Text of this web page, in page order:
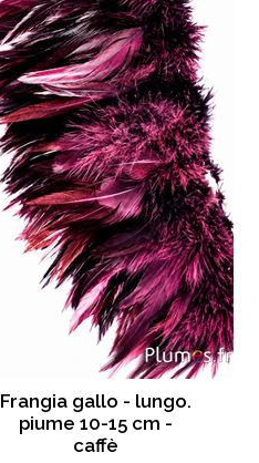
Frangia gallo - lungo.
piume 10-15 cm -
caffè